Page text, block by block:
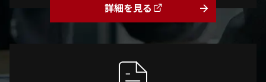
詳細を見る arrow_forward